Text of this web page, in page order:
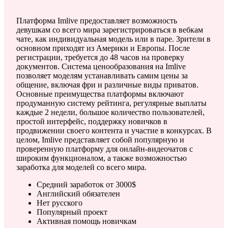
Платформа Imlive предоставляет возможность
девушкам со всего мира зарегистрироваться в вебкам
чате, как индивидуальная модель или в паре. Зрители в
основном приходят из Америки и Европы. После
регистрации, требуется до 48 часов на проверку
документов. Система ценообразования на Imlive
позволяет моделям устанавливать самим цены за
общение, включая фри и различные виды приватов.
Основные преимущества платформы включают
продуманную систему рейтинга, регулярные выплаты
каждые 2 недели, большое количество пользователей,
простой интерфейс, поддержку новичков в
продвижении своего контента и участие в конкурсах. В
целом, Imlive представляет собой популярную и
проверенную платформу для онлайн-видеочатов с
широким функционалом, а также возможностью
заработка для моделей со всего мира.
Средний заработок от 3000$
Английский обязателен
Нет русского
Популярный проект
Активная помощь новичкам